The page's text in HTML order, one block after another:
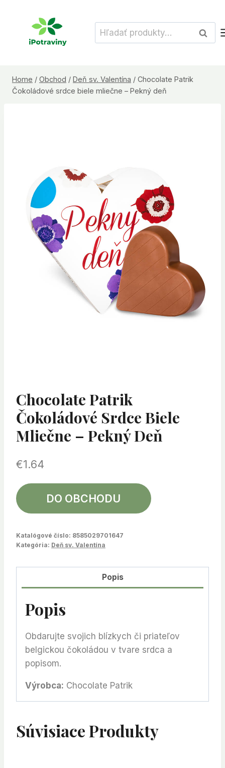
Hľadať:
Home / Obchod / Deň sv. Valentína / Chocolate Patrik
Čokoládové srdce biele mliečne – Pekný deň
Chocolate Patrik
Čokoládové Srdce Biele
Mliečne – Pekný Deň
€1.64
DO OBCHODU
Katalógové číslo: 8585029701647
Kategória: Deň sv. Valentína
Popis
Popis
Obdarujte svojich blízkych či priateľov
belgickou čokoládou v tvare srdca a
popisom.
Výrobca: Chocolate Patrik
Súvisiace Produkty